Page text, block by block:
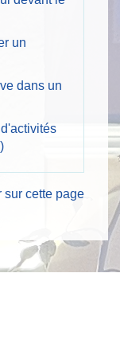
un
dans un
sur cette page